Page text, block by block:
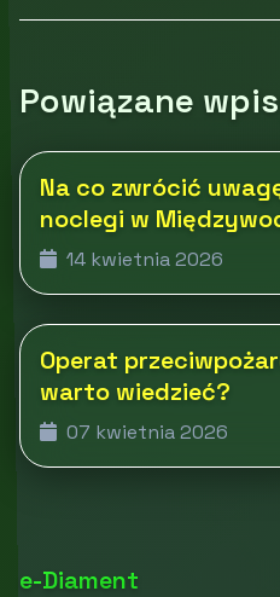
Powiązane
Na co zwrócić
noclegi w
14 kwietnia 2026
Operat
warto wiedzieć?
07 kwietnia 2026
e-Diament